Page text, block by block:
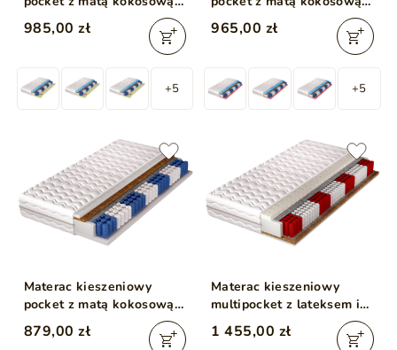
oraz pianką
termoelastyczną i
160x200
985,00 zł
+5
profilowaną pianką Nola
160x200
965,00 zł
+5
Materac kieszeniowy
pocket z matą kokosową i
pianką poliuretanową
Dormitorio 160x200
879,00 zł
Materac kieszeniowy
multipocket z lateksem i
matą kokosową Nuvia
160x200
1 455,00 zł